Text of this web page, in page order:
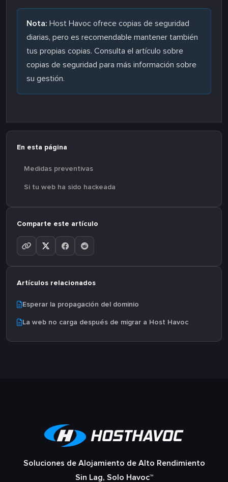
Nota: Host Havoc ofrece copias de seguridad
diarias, pero es recomendable mantener también
tus propias copias. Consulta el artículo sobre
copias de seguridad para más información sobre
su gestión.
En esta página
Medidas preventivas
Si tu web ha sido hackeada
Comparte este artículo
Artículos relacionados
Esperar la propagación del dominio
La web no carga después de migrar a Host Havoc
Soluciones de Alojamiento de Alto Rendimiento
Sin Lag, Solo Havoc™